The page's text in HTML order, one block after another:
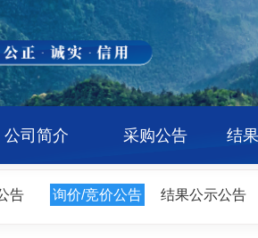
公司简介 采购公告 结
告 询价/竞价公告 结果公示公告